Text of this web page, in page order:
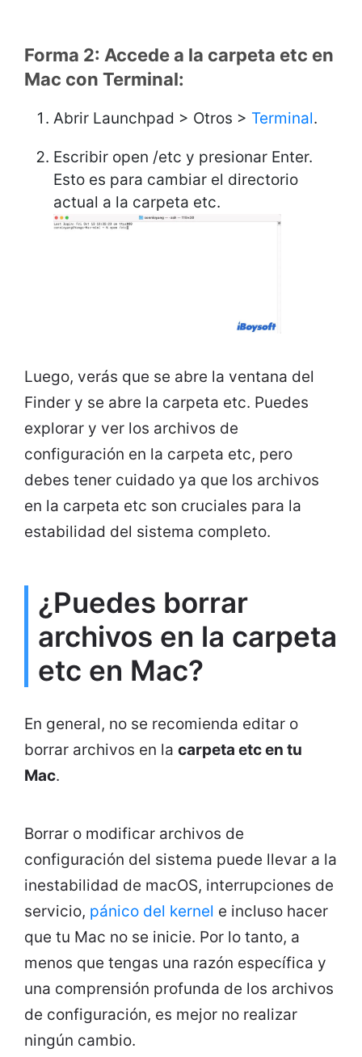
Forma 2: Accede a la carpeta etc en
Mac con Terminal:
Abrir Launchpad > Otros > Terminal.
Escribir open /etc y presionar Enter.
Esto es para cambiar el directorio
actual a la carpeta etc.
Luego, verás que se abre la ventana del
Finder y se abre la carpeta etc. Puedes
explorar y ver los archivos de
configuración en la carpeta etc, pero
debes tener cuidado ya que los archivos
en la carpeta etc son cruciales para la
estabilidad del sistema completo.
¿Puedes borrar
archivos en la carpeta
etc en Mac?
En general, no se recomienda editar o
borrar archivos en la carpeta etc en tu
Mac.
Borrar o modificar archivos de
configuración del sistema puede llevar a la
inestabilidad de macOS, interrupciones de
servicio, pánico del kernel e incluso hacer
que tu Mac no se inicie. Por lo tanto, a
menos que tengas una razón específica y
una comprensión profunda de los archivos
de configuración, es mejor no realizar
ningún cambio.